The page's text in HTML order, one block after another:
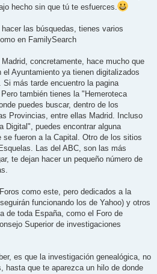
hecho sin que tú te esfuerces.
las búsquedas, tienes varios
en FamilySearch
concretamente, hace mucho que
Ayuntamiento ya tienen digitalizados
más tarde encuentro la pagina
también tienes la "Hemeroteca
puedes buscar, dentro de los
Provincias, entre ellas Madrid. Incluso
Digital", puedes encontrar alguna
se fueron a la Capital. Otro de los sitios
Las del ABC, son las más
te dejan hacer un pequeño número de
como este, pero dedicados a la
funcionando los de Yahoo) y otros
de toda España, como el Foro de
Superior de investigaciones
es que la investigación genealógica, no
hasta que te aparezca un hilo de donde